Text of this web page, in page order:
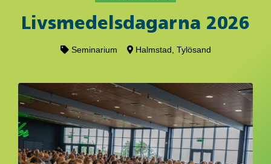
Livsmedelsdagarna 2026
Seminarium Halmstad, Tylösand